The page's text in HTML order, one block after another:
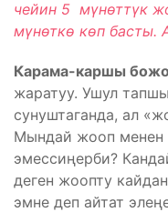
чейин 5 мүнөттүк
мүнөткө көп басты.
Карама-каршы
жаратуу. Ушул
сунуштаганда, ал
Мындай жооп менен
эмессиңерби?
деген жоопту
эмне деп айтат